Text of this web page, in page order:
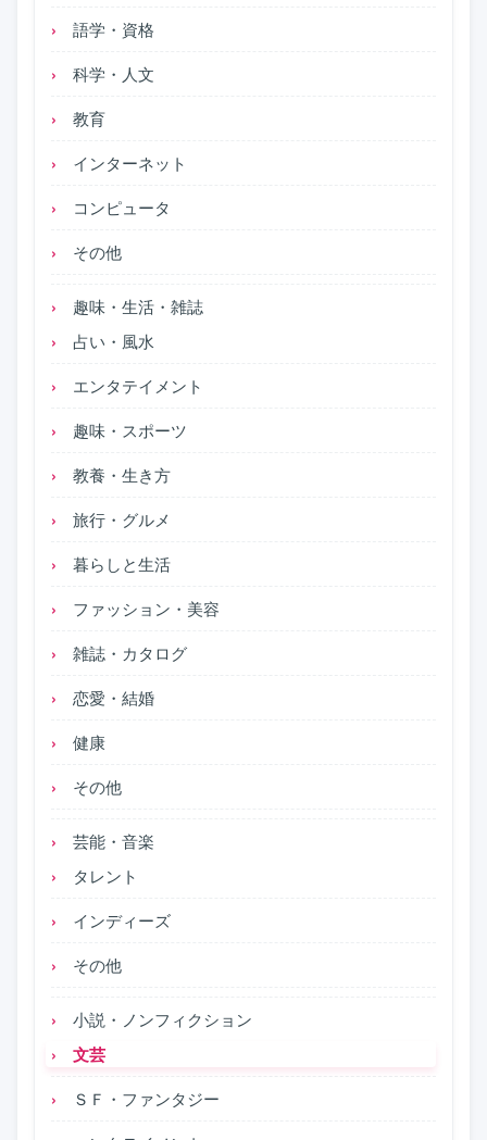
語学・資格
科学・人文
教育
インターネット
コンピュータ
その他
趣味・生活・雑誌
占い・風水
エンタテイメント
趣味・スポーツ
教養・生き方
旅行・グルメ
暮らしと生活
ファッション・美容
雑誌・カタログ
恋愛・結婚
健康
その他
芸能・音楽
タレント
インディーズ
その他
小説・ノンフィクション
文芸
ＳＦ・ファンタジー